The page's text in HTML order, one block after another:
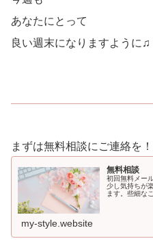
あなたにとって
良い週末になりますように♫
まずは無料相談にご連絡を！
無料相談
初回無料メー
少し気持ちが
ます。些細な
my-style.website